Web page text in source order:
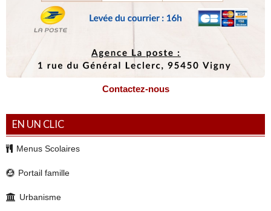
Contactez-nous
EN UN CLIC
Menus Scolaires
Portail famille
Urbanisme